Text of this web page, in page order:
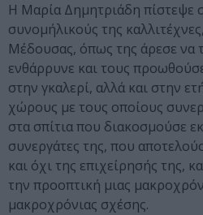
Η Μαρία Δημητριάδη πίστεψε
συνομήλικούς της
Μέδουσας, όπως της άρεσε να
ενθάρρυνε και τους
στην γκαλερί, αλλά και στην
χώρους με τους οποίους
στα σπίτια που διακοσμούσε
συνεργάτες της, που
και όχι της επιχείρησής της,
την προοπτική μιας
μακροχρόνιας σχέσης.